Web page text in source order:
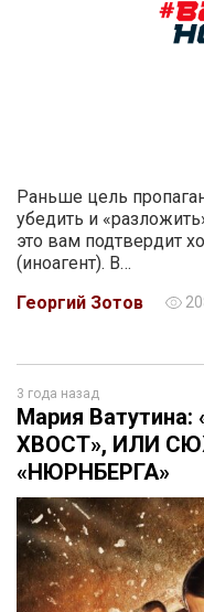
Раньше цель
убедить и
это вам подтвердит
(иноагент). В…
Георгий Зотов
3 года назад
Мария
ХВОСТ», ИЛИ
«НЮРНБЕРГА»